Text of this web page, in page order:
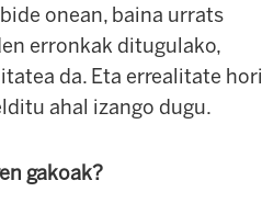
onean, baina urrats
erronkak ditugulako,
da. Eta errealitate hori
ahal izango dugu.
gakoak?